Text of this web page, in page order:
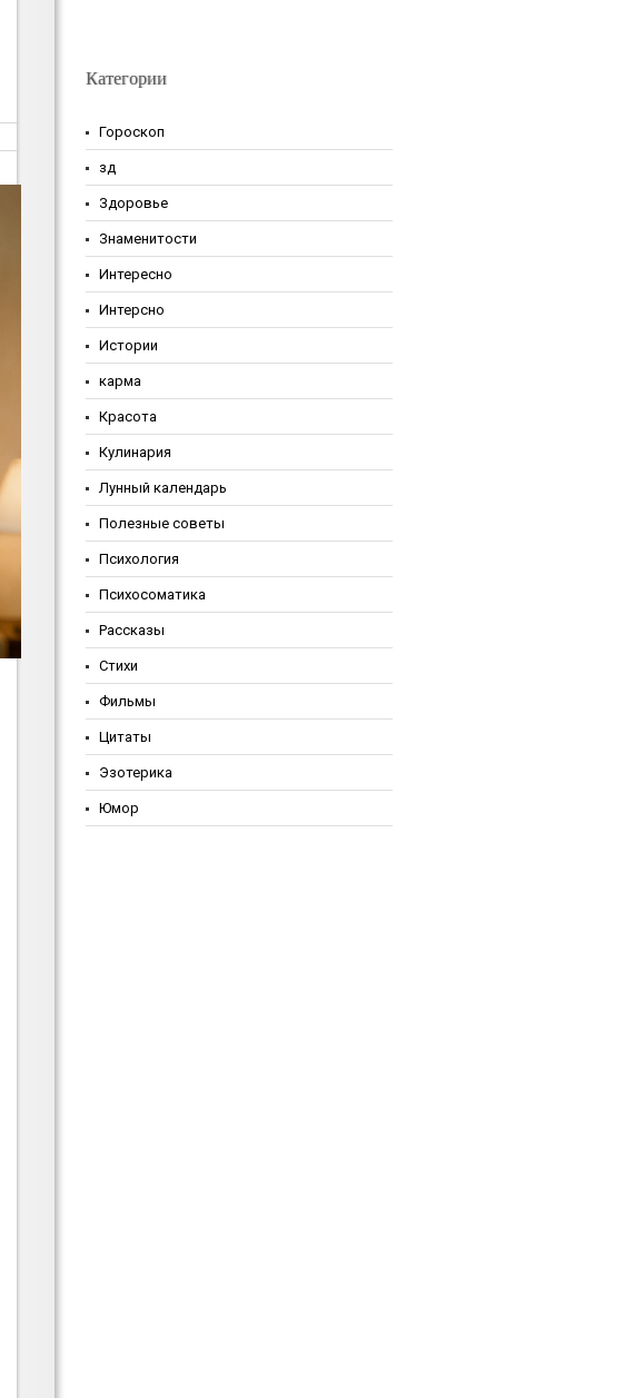
Категории
Гороскоп
зд
Здоровье
Знаменитости
Интересно
Интерсно
Истории
карма
Красота
Кулинария
Лунный календарь
Полезные советы
Психология
Психосоматика
Рассказы
Стихи
Фильмы
Цитаты
Эзотерика
Юмор